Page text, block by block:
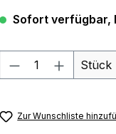
Sofort verfügbar,
Produkt Stück
Zur Wunschliste